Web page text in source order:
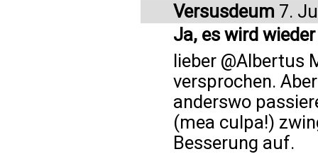
Versusdeum 7.
Ja, es wird
lieber @Albertus
versprochen.
anderswo
(mea culpa!)
Besserung auf.